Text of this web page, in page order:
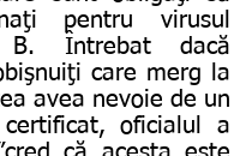
pentru virusul
B. Întrebat dacă
care merg la
avea nevoie de un
oficialul a